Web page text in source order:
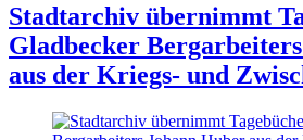
Stadtarchiv übernimmt
Gladbecker
aus der Kriegs- und